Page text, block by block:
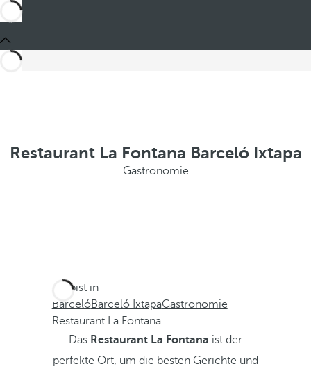
Restaurant La Fontana Barceló Ixtapa
Gastronomie
Du bist in
BarcelóBarceló IxtapaGastronomie
Restaurant La Fontana
Das Restaurant La Fontana ist der
perfekte Ort, um die besten Gerichte und